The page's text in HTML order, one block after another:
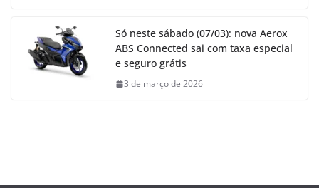
Só neste sábado (07/03): nova Aerox
ABS Connected sai com taxa especial
e seguro grátis
3 de março de 2026